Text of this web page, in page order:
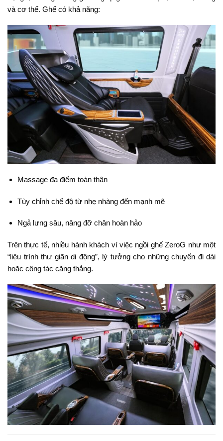
và cơ thể. Ghế có khả năng:
Massage đa điểm toàn thân
Tùy chỉnh chế độ từ nhẹ nhàng đến mạnh mẽ
Ngả lưng sâu, nâng đỡ chân hoàn hảo
Trên thực tế, nhiều hành khách ví việc ngồi ghế ZeroG như một
“liệu trình thư giãn di động”, lý tưởng cho những chuyến đi dài
hoặc công tác căng thẳng.